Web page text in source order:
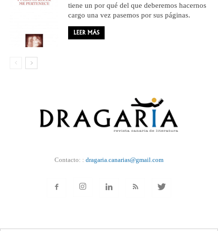
tiene un por qué del que deberemos hacernos
cargo una vez pasemos por sus páginas.
LEER MÁS
Contacto: : dragaria.canarias@gmail.com